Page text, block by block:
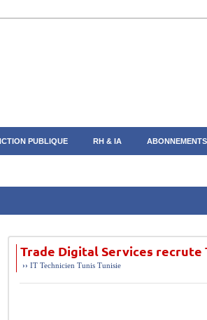
PUBLIQUE RH & IA ABONNEMENTS
Trade Digital Services
›› IT Technicien Tunis Tunisie